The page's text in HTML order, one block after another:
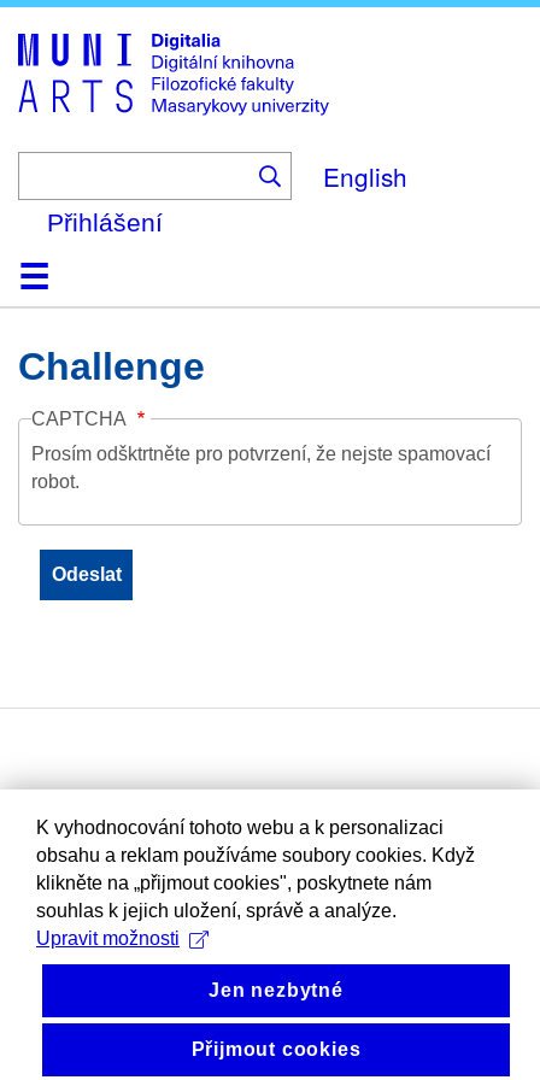
to
main
content
English
Přihlášení
DomůKolekce
Prohlížení
Vyhledávání
O platformě
Nápověda
KontaktDigitalia
Challenge
CAPTCHA
Prosím odšktrtněte pro potvrzení, že nejste spamovací
robot.
K vyhodnocování tohoto webu a k personalizaci
obsahu a reklam používáme soubory cookies. Když
klikněte na „přijmout cookies", poskytnete nám
souhlas k jejich uložení, správě a analýze.
Upravit možnosti
Jen nezbytné
Přijmout cookies